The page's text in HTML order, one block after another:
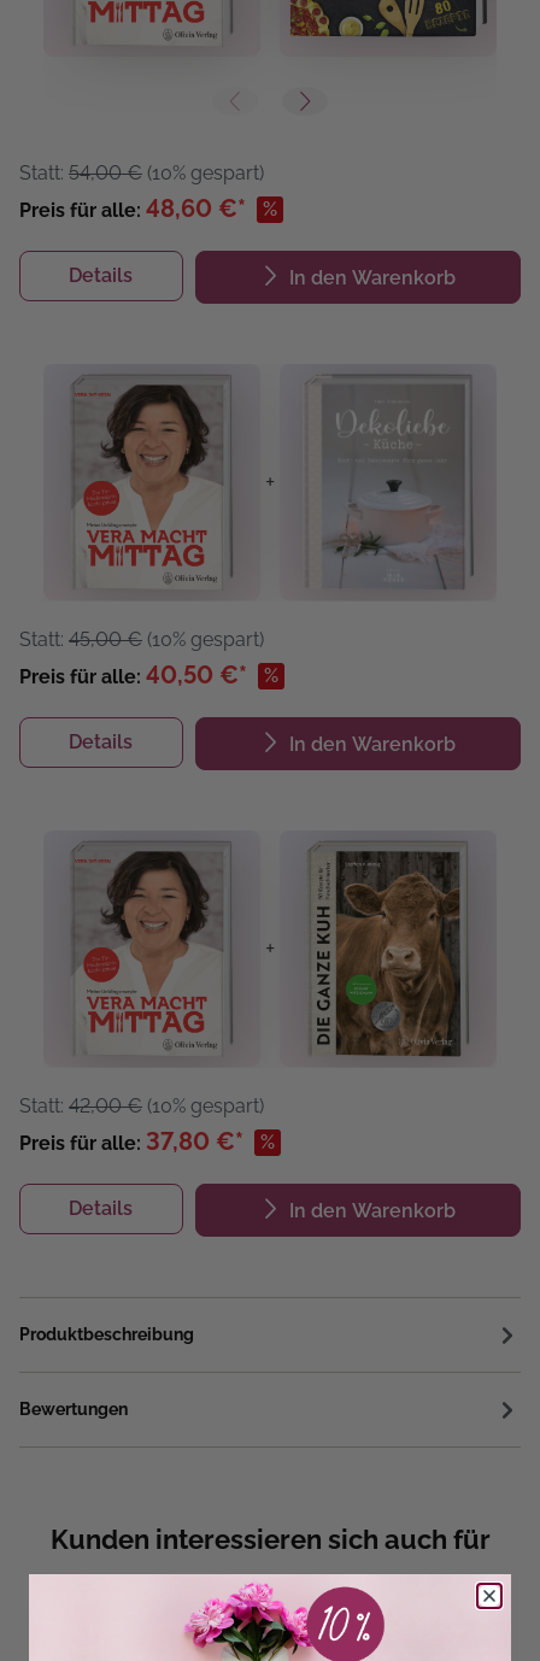
Statt: 54,00 € (10% gespart)
Preis für alle: 48,60 €* %
Details In den Warenkorb
+
Statt: 45,00 € (10% gespart)
Preis für alle: 40,50 €* %
Details In den Warenkorb
+
Statt: 42,00 € (10% gespart)
Preis für alle: 37,80 €* %
Details In den Warenkorb
Produktbeschreibung
Bewertungen
Kunden interessieren sich auch für
SALE